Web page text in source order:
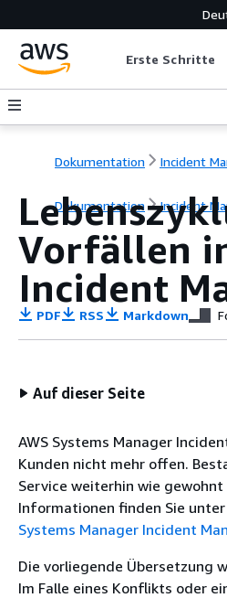
Erste Schritte
Dokumentation Incident
Dokumentation Incident
Vorfällen
Incident
PDF RSS Markdown
Auf dieser Seite
AWS Systems Manager
Kunden nicht mehr offen.
Service weiterhin wie
Informationen finden Sie
Systems Manager Incident
Die vorliegende Übersetzung
Im Falle eines Konflikts oder